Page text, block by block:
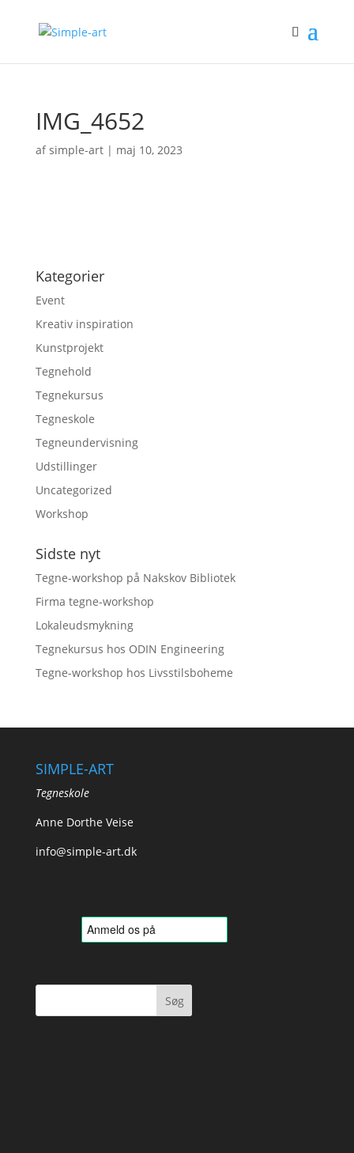
IMG_4652
afsimple-art| maj 10, 2023
Kategorier
Event
Kreativ inspiration
Kunstprojekt
Tegnehold
Tegnekursus
Tegneskole
Tegneundervisning
Udstillinger
Uncategorized
Workshop
Sidste nyt
Tegne-workshop på Nakskov Bibliotek
Firma tegne-workshop
Lokaleudsmykning
Tegnekursus hos ODIN Engineering
Tegne-workshop hos Livsstilsboheme
SIMPLE-ART
Tegneskole
Anne Dorthe Veise
info@simple-art.dk